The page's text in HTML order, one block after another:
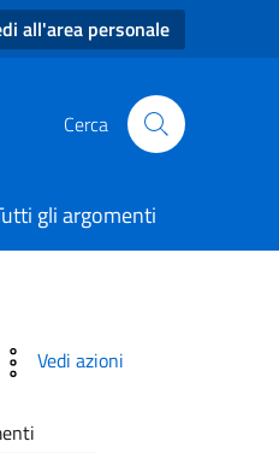
all'area personale
Cerca
gli argomenti
Vedi azioni